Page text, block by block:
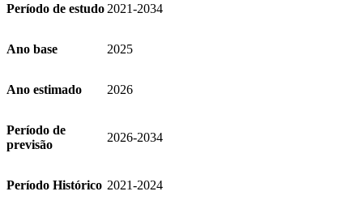
Período de estudo 2021-2034
Ano base 2025
Ano estimado 2026
Período de
previsão
2026-2034
Período Histórico 2021-2024